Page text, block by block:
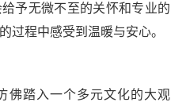
予无微不至的关怀和专业的
过程中感受到温暖与安心。
踏入一个多元文化的大观